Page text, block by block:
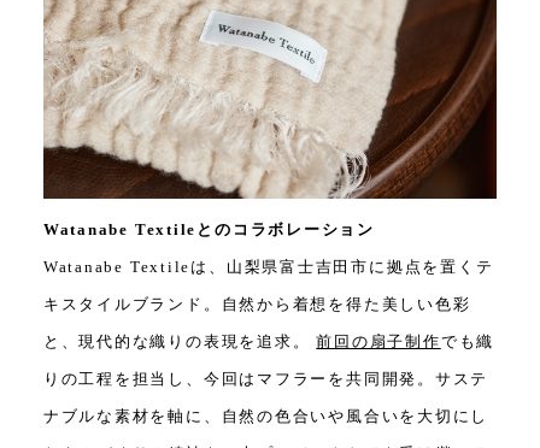
Watanabe Textileとのコラボレーション
Watanabe Textileは、山梨県富士吉田市に拠点を置くテ
キスタイルブランド。自然から着想を得た美しい色彩
と、現代的な織りの表現を追求。前回の扇子制作でも織
りの工程を担当し、今回はマフラーを共同開発。サステ
ナブルな素材を軸に、自然の色合いや風合いを大切にし